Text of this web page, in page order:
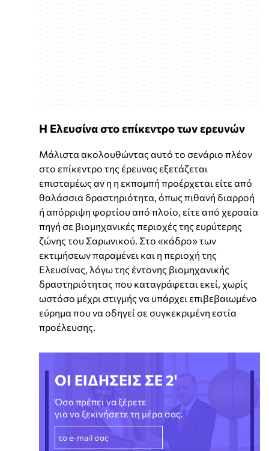
Η Ελευσίνα στο επίκεντρο των ερευνών
Μάλιστα ακολουθώντας αυτό το σενάριο πλέον
στο επίκεντρο της έρευνας εξετάζεται
επισταμέως αν η η εκπομπή προέρχεται είτε από
θαλάσσια δραστηριότητα, όπως πιθανή διαρροή
ή απόρριψη φορτίου από πλοίο, είτε από χερσαία
πηγή σε βιομηχανικές περιοχές της ευρύτερης
ζώνης του Σαρωνικού. Στο «κάδρο» των
εκτιμήσεων παραμένει και η περιοχή της
Ελευσίνας, λόγω της έντονης βιομηχανικής
δραστηριότητας που καταγράφεται εκεί, χωρίς
ωστόσο μέχρι στιγμής να υπάρχει επιβεβαιωμένο
εύρημα που να οδηγεί σε συγκεκριμένη εστία
προέλευσης.
ΟΙ ΕΙΔΗΣΕΙΣ ΣΕ 2'
Όσα πρέπει να ξέρετε
για να ξεκινήσετε τη μέρα σας.